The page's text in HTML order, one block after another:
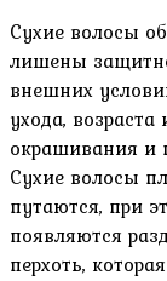
Сухие волосы
лишены
внешних
ухода,
окрашивания и
Сухие волосы
путаются, при
появляются
перхоть,